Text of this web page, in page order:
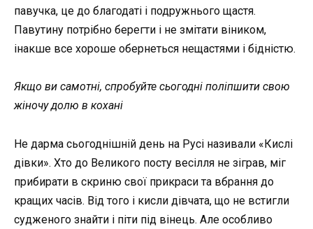
павучка, це до благодаті і подружнього щастя.
Павутину потрібно берегти і не змітати віником,
інакше все хороше обернеться нещастями і бідністю.
Якщо ви самотні, спробуйте сьогодні поліпшити свою
жіночу долю в кохані
Не дарма сьогоднішній день на Русі називали «Кислі
дівки». Хто до Великого посту весілля не зіграв, міг
прибирати в скриню свої прикраси та вбрання до
кращих часів. Від того і кисли дівчата, що не встигли
судженого знайти і піти під вінець. Але особливо